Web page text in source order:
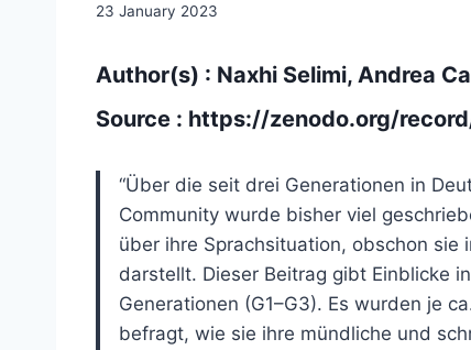
23 January 2023
Author(s) : Naxhi Selimi, Andrea
Source : https://zenodo.org/
“Über die seit drei Generationen in
Community wurde bisher viel
über ihre Sprachsituation, obschon sie
darstellt. Dieser Beitrag gibt Einblicke
Generationen (G1–G3). Es wurden je
befragt, wie sie ihre mündliche und